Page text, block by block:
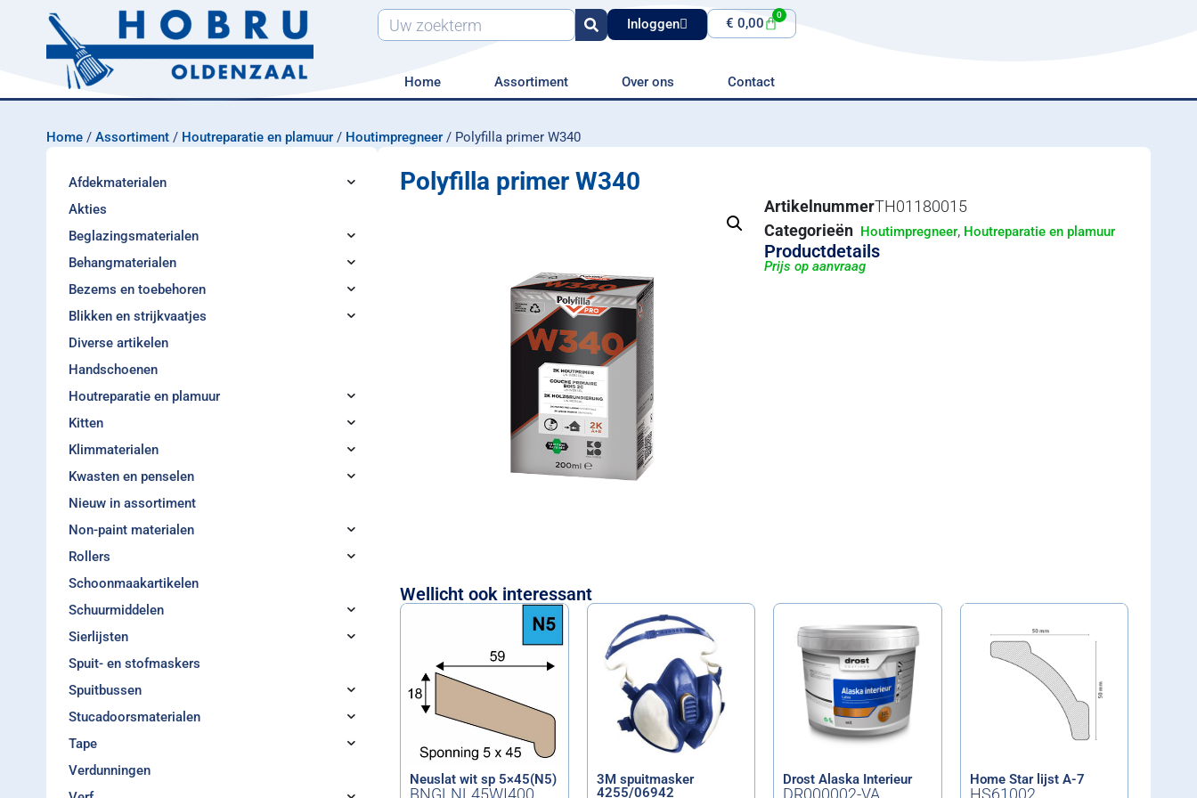
Inloggen € 0,00
0
Home Assortiment Over ons Contact
Home / Assortiment / Houtreparatie en plamuur / Houtimpregneer / Polyfilla primer W340
Afdekmaterialen
Akties
Beglazingsmaterialen
Behangmaterialen
Bezems en toebehoren
Blikken en strijkvaatjes
Diverse artikelen
Handschoenen
Houtreparatie en plamuur
Kitten
Klimmaterialen
Kwasten en penselen
Nieuw in assortiment
Non-paint materialen
Rollers
Schoonmaakartikelen
Schuurmiddelen
Sierlijsten
Spuit- en stofmaskers
Spuitbussen
Stucadoorsmaterialen
Tape
Verdunningen
Polyfilla primer W340
ArtikelnummerTH01180015
Categorieën Houtimpregneer, Houtreparatie en plamuur
Productdetails
Prijs op aanvraag
Wellicht ook interessant
Neuslat wit sp 5×45(N5)
BNGLNL45WI400
3M spuitmasker
4255/06942
Drost Alaska Interieur
DR000002-VA
Home Star lijst A-7
HS61002